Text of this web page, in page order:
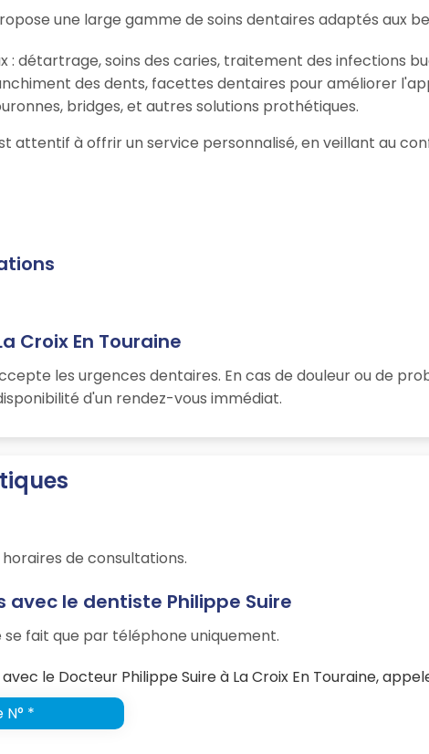
une large gamme de soins dentaires adaptés aux
: détartrage, soins des caries, traitement des infections
des dents, facettes dentaires pour améliorer
bridges, et autres solutions prothétiques.
attentif à offrir un service personnalisé, en veillant au
Croix En Touraine
les urgences dentaires. En cas de douleur ou de
d'un rendez-vous immédiat.
de consultations.
avec le dentiste Philippe Suire
se fait que par téléphone uniquement.
le Docteur Philippe Suire à La Croix En Touraine,
*